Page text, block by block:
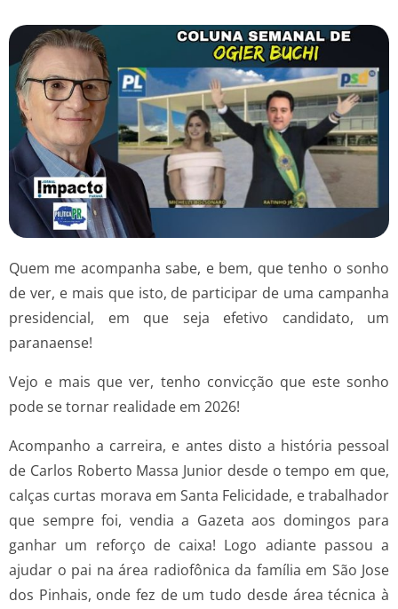
Quem me acompanha sabe, e bem, que tenho o sonho
de ver, e mais que isto, de participar de uma campanha
presidencial, em que seja efetivo candidato, um
paranaense!
Vejo e mais que ver, tenho convicção que este sonho
pode se tornar realidade em 2026!
Acompanho a carreira, e antes disto a história pessoal
de Carlos Roberto Massa Junior desde o tempo em que,
calças curtas morava em Santa Felicidade, e trabalhador
que sempre foi, vendia a Gazeta aos domingos para
ganhar um reforço de caixa! Logo adiante passou a
ajudar o pai na área radiofônica da família em São Jose
dos Pinhais, onde fez de um tudo desde área técnica à